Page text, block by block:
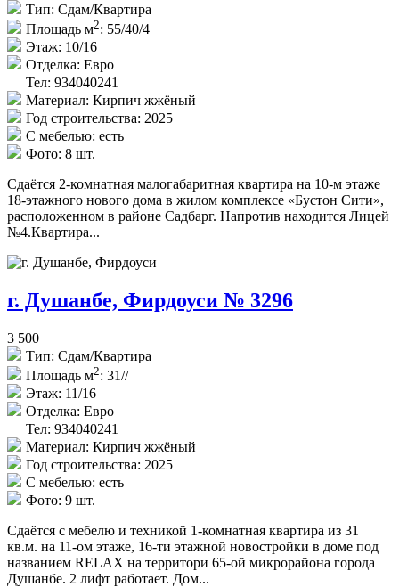
Тип: Сдам/Квартира
Площадь м2: 55/40/4
Этаж: 10/16
Отделка: Евро
Тел: 934040241
Материал: Кирпич жжёный
Год строительства: 2025
С мебелью: есть
Фото: 8 шт.
Сдаётся 2-комнатная малогабаритная квартира на 10-м этаже
18-этажного нового дома в жилом комплексе «Бустон Сити»,
расположенном в районе Садбарг. Напротив находится Лицей
№4.Квартира...
г. Душанбе, Фирдоуси № 3296
3 500
Тип: Сдам/Квартира
Площадь м2: 31//
Этаж: 11/16
Отделка: Евро
Тел: 934040241
Материал: Кирпич жжёный
Год строительства: 2025
С мебелью: есть
Фото: 9 шт.
Сдаётся с мебелю и техникой 1-комнатная квартира из 31
кв.м. на 11-ом этаже, 16-ти этажной новостройки в доме под
названием RELAX на территори 65-ой микрорайона города
Душанбе. 2 лифт работает. Дом...